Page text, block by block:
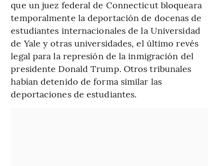
que un juez federal de Connecticut bloqueara
temporalmente la deportación de docenas de
estudiantes internacionales de la Universidad
de Yale y otras universidades, el último revés
legal para la represión de la inmigración del
presidente Donald Trump. Otros tribunales
habían detenido de forma similar las
deportaciones de estudiantes.